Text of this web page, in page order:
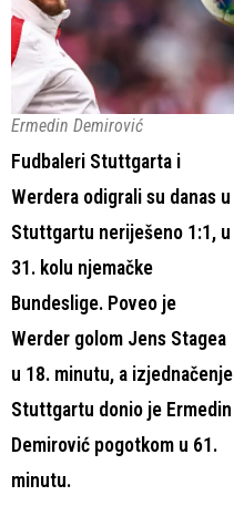
Ermedin Demirović
Fudbaleri Stuttgarta i
Werdera odigrali su danas u
Stuttgartu neriješeno 1:1, u
31. kolu njemačke
Bundeslige. Poveo je
Werder golom Jens Stagea
u 18. minutu, a izjednačenje
Stuttgartu donio je Ermedin
Demirović pogotkom u 61.
minutu.